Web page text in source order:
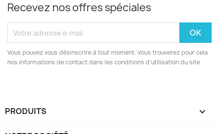
Recevez nos offres spéciales
Vous pouvez vous désinscrire à tout moment. Vous trouverez pour cela
nos informations de contact dans les conditions d'utilisation du site.
PRODUITS 